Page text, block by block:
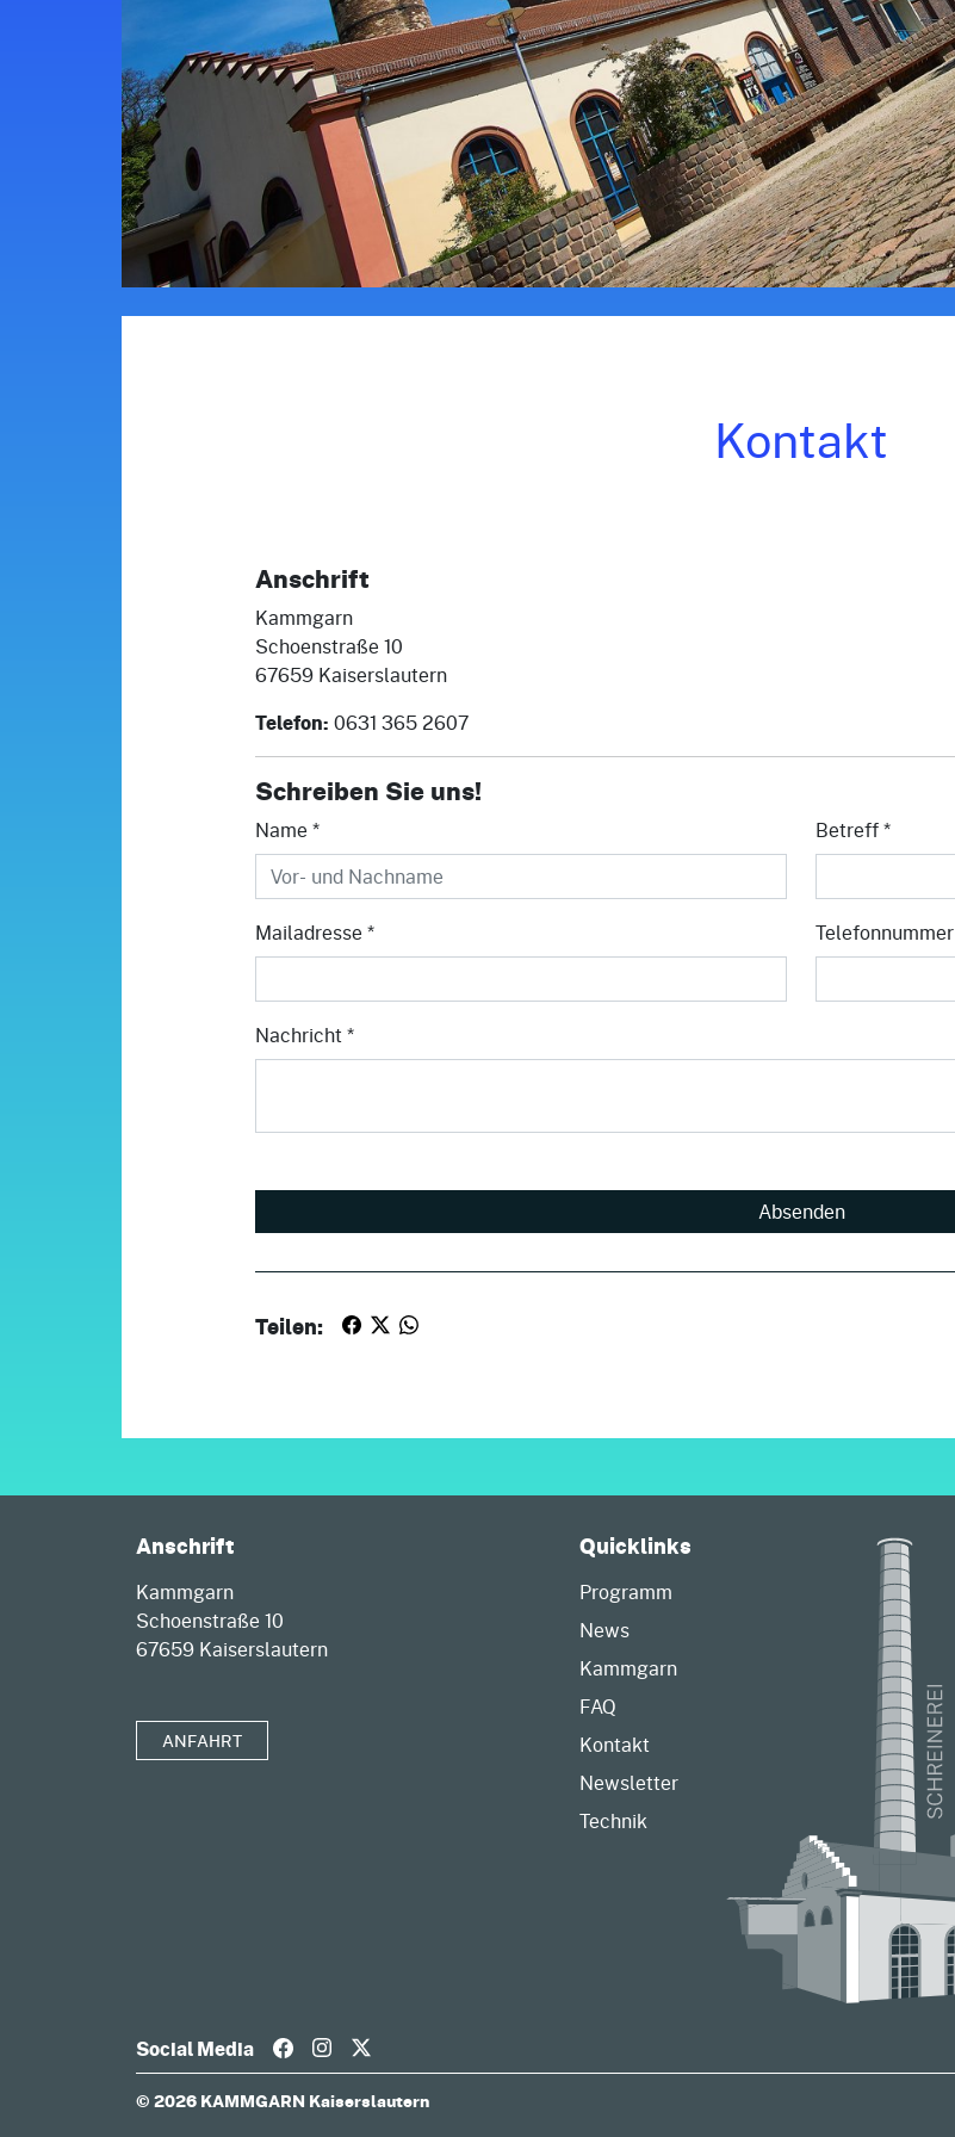
Kontakt
Anschrift
Kammgarn
Schoenstraße 10
67659 Kaiserslautern
Telefon: 0631 365 2607
Schreiben Sie uns!
Name *
Mailadresse *
Betreff*
Telefonnummer
Nachricht *
Absenden
Teilen:
Anschrift
Kammgarn
Schoenstraße 10
67659 Kaiserslautern
ANFAHRT
Quicklinks
Programm
News
Kammgarn
FAQ
Kontakt
Newsletter
Technik
Social Media
© 2026 KAMMGARN Kaiserslautern